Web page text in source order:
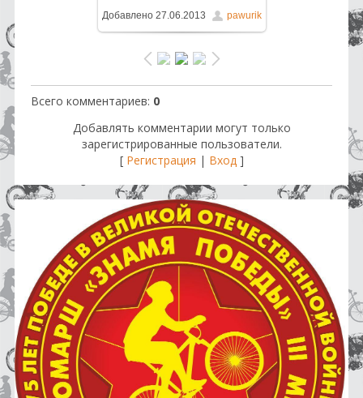
1600x1066/ 169.4Kb
Добавлено27.06.2013 pawurik
Всего комментариев: 0
Добавлять комментарии могут только
зарегистрированные пользователи.
[ Регистрация | Вход]